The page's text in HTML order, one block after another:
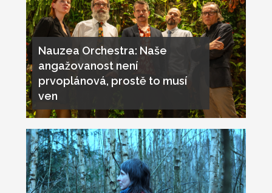
Nauzea Orchestra: Naše
angažovanost není
prvoplánová, prostě to musí
ven